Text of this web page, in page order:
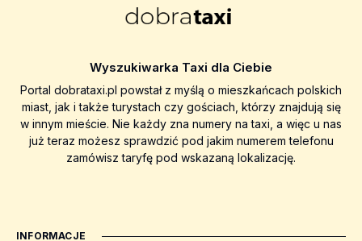
Wyszukiwarka Taxi dla Ciebie
Portal dobrataxi.pl powstał z myślą o mieszkańcach polskich
miast, jak i także turystach czy gościach, którzy znajdują się
w innym mieście. Nie każdy zna numery na taxi, a więc u nas
już teraz możesz sprawdzić pod jakim numerem telefonu
zamówisz taryfę pod wskazaną lokalizację.
INFORMACJE